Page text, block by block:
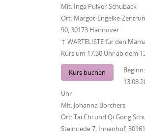
Mit: Inga Pulver-Schuback
Ort: Margot-Engelke-
90, 30173 Hannover
↑ WARTELISTE für den
Kurs um 17.30 Uhr ab dem
Kurs buchen Beginn:
Uhr
Mit: Johanna Borchers
Ort:Tai Chi und Qi Gong
Steinriede 7, Innenhof,